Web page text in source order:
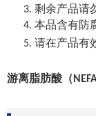
3. 剩余产品请
4. 本品含有防
5. 请在产品有
游离脂肪酸（